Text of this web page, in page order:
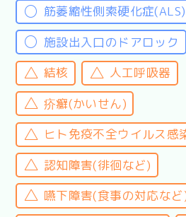
筋萎縮性側索硬化症(ALS)
施設出入口のドアロック
結核
人工呼吸器
疥癬(かいせん)
ヒト免疫不全ウイルス感
認知障害(徘徊など)
嚥下障害(食事の対応など